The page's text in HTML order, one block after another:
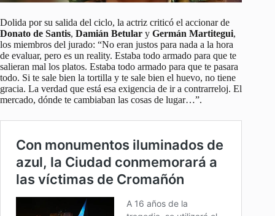
Dolida por su salida del ciclo, la actriz criticó el accionar de
Donato de Santis, Damián Betular y Germán Martitegui,
los miembros del jurado: “No eran justos para nada a la hora
de evaluar, pero es un reality. Estaba todo armado para que te
salieran mal los platos. Estaba todo armado para que te pasara
todo. Si te sale bien la tortilla y te sale bien el huevo, no tiene
gracia. La verdad que está esa exigencia de ir a contrarreloj. El
mercado, dónde te cambiaban las cosas de lugar…”.